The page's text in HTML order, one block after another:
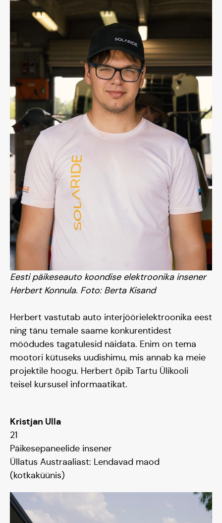
Meisse usuvad
Eesti päikeseauto koondise elektroonika insener
Herbert Konnula. Foto: Berta Kisand
Herbert vastutab auto interjöörielektroonika eest
ning tänu temale saame konkurentidest
möödudes tagatulesid näidata. Enim on tema
mootori kütuseks uudishimu, mis annab ka meie
projektile hoogu. Herbert õpib Tartu Ülikooli
teisel kursusel informaatikat.
Kristjan Ulla
21
Päikesepaneelide insener
Üllatus Austraaliast: Lendavad maod
(kotkaküünis)